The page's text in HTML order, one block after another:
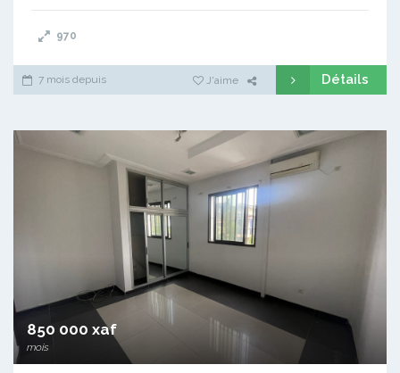
970
7 mois depuis J'aime Détails
850 000 xaf
mois